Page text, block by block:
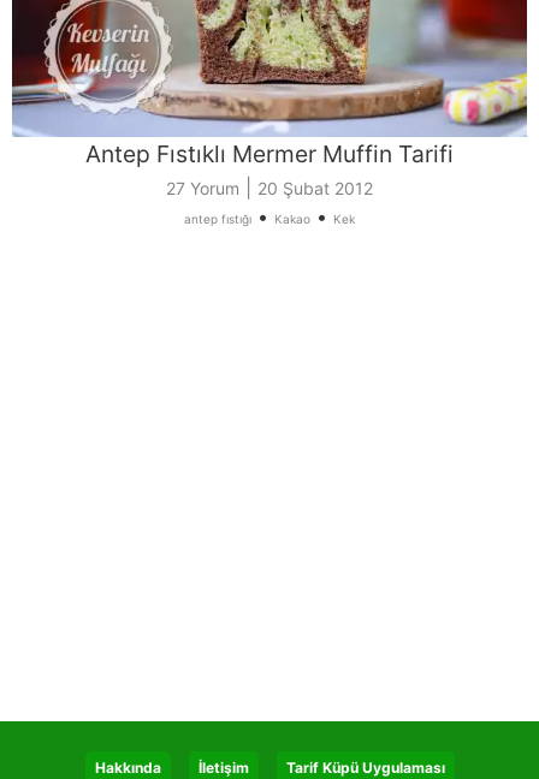
Antep Fıstıklı Mermer Muffin Tarifi
27 Yorum 20 Şubat 2012
antep fıstığı • Kakao • Kek
Hakkında İletişim Tarif Küpü Uygulaması